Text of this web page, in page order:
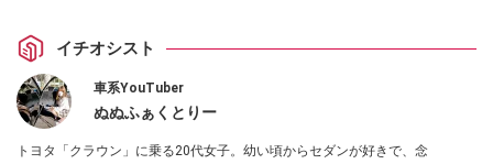
イチオシスト
車系YouTuber
ぬぬふぁくとりー
トヨタ「クラウン」に乗る20代女子。幼い頃からセダンが好きで、念